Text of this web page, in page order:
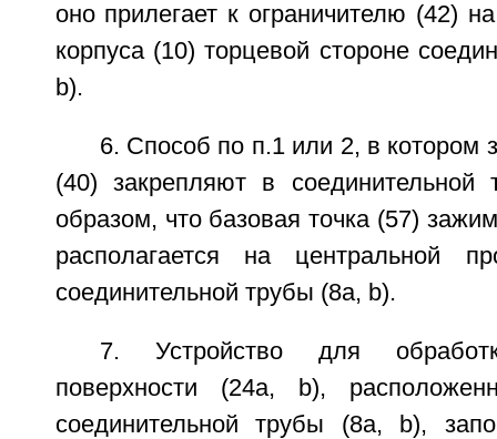
оно прилегает к ограничителю (42)
корпуса (10) торцевой стороне
b).
6. Способ по п.1 или 2, в котором
(40) закрепляют в
образом, что базовая точка (57)
располагается на центральной
соединительной трубы (8а, b).
7. Устройство для
поверхности (24а, b),
соединительной трубы (8а, b),